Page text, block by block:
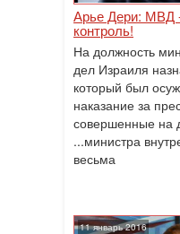
Арье Дери: МВД
контроль!
На должность
дел Израиля
который был
наказание за
совершенные на
...министра
весьма
11 январь 2016